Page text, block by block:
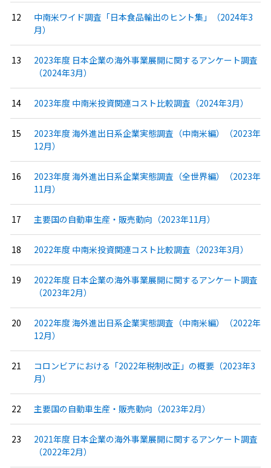
中南米ワイド調査「日本食品輸出のヒント集」（2024年3
月）
2023年度 日本企業の海外事業展開に関するアンケート調査
（2024年3月）
2023年度 中南米投資関連コスト比較調査（2024年3月）
2023年度 海外進出日系企業実態調査（中南米編）（2023年
12月）
2023年度 海外進出日系企業実態調査（全世界編）（2023年
11月）
主要国の自動車生産・販売動向（2023年11月）
2022年度 中南米投資関連コスト比較調査（2023年3月）
2022年度 日本企業の海外事業展開に関するアンケート調査
（2023年2月）
2022年度 海外進出日系企業実態調査（中南米編）（2022年
12月）
コロンビアにおける「2022年税制改正」の概要（2023年3
月）
主要国の自動車生産・販売動向（2023年2月）
2021年度 日本企業の海外事業展開に関するアンケート調査
（2022年2月）